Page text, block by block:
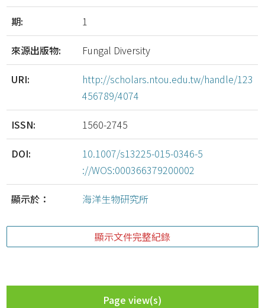
期: 1
來源出版物: Fungal Diversity
URI:
http://scholars.ntou.edu.tw/handle/123
456789/4074
ISSN: 1560-2745
DOI:
10.1007/s13225-015-0346-5
://WOS:000366379200002
顯示於： 海洋生物研究所
顯示文件完整紀錄
Page view(s)